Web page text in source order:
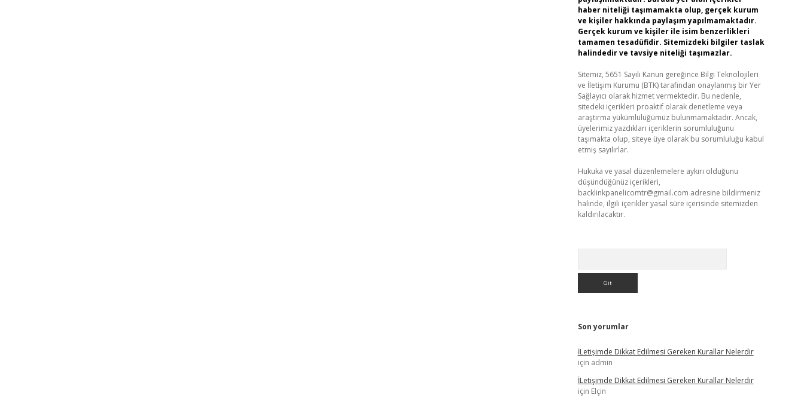
haber niteliği taşımamakta olup, gerçek kurum
ve kişiler hakkında paylaşım yapılmamaktadır.
Gerçek kurum ve kişiler ile isim benzerlikleri
tamamen tesadüfidir. Sitemizdeki bilgiler taslak
halindedir ve tavsiye niteliği taşımazlar.
Sitemiz, 5651 Sayılı Kanun gereğince Bilgi Teknolojileri
ve İletişim Kurumu (BTK) tarafından onaylanmış bir Yer
Sağlayıcı olarak hizmet vermektedir. Bu nedenle,
sitedeki içerikleri proaktif olarak denetleme veya
araştırma yükümlülüğümüz bulunmamaktadır. Ancak,
üyelerimiz yazdıkları içeriklerin sorumluluğunu
taşımakta olup, siteye üye olarak bu sorumluluğu kabul
etmiş sayılırlar.
Hukuka ve yasal düzenlemelere aykırı olduğunu
düşündüğünüz içerikleri,
backlinkpanelicomtr@gmail.com adresine bildirmeniz
halinde, ilgili içerikler yasal süre içerisinde sitemizden
kaldırılacaktır.
Son yorumlar
İLetişimde Dikkat Edilmesi Gereken Kurallar Nelerdir
için admin
İLetişimde Dikkat Edilmesi Gereken Kurallar Nelerdir
için Elçin